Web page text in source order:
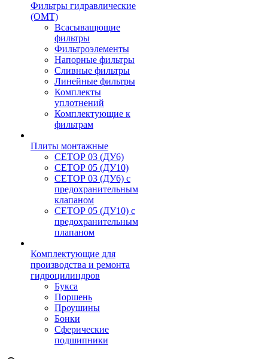
Фильтры гидравлические
(OMT)
Всасыващющие
фильтры
Фильтроэлементы
Напорные фильтры
Сливные фильтры
Линейные фильтры
Комплекты
уплотнений
Комплектующие к
фильтрам
Плиты монтажные
CЕТОР 03 (ДУ6)
CЕТОР 05 (ДУ10)
CЕТОР 03 (ДУ6) с
предохранительным
клапаном
CЕТОР 05 (ДУ10) с
предохранительным
плапаном
Комплектующие для
производства и ремонта
гидроцилиндров
Букса
Поршень
Проушины
Бонки
Сферические
подшипники